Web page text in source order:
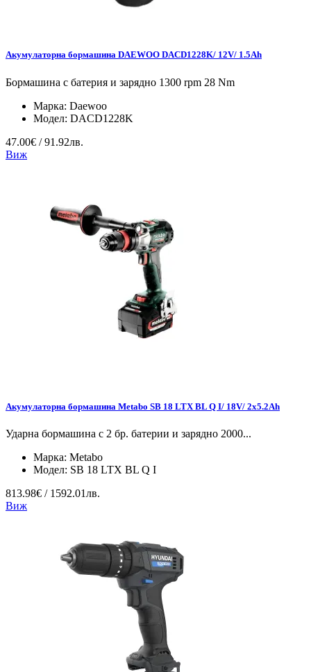
Акумулаторна бормашина DAEWOO DACD1228K/ 12V/ 1.5Ah
Бормашина с батерия и зарядно 1300 rpm 28 Nm
Марка: Daewoo
Модел: DACD1228K
47.00€ / 91.92лв.
Виж
Акумулаторна бормашина Metabo SB 18 LTX BL Q I/ 18V/ 2x5.2Ah
Ударна бормашина с 2 бр. батерии и зарядно 2000...
Марка: Metabo
Модел: SB 18 LTX BL Q I
813.98€ / 1592.01лв.
Виж